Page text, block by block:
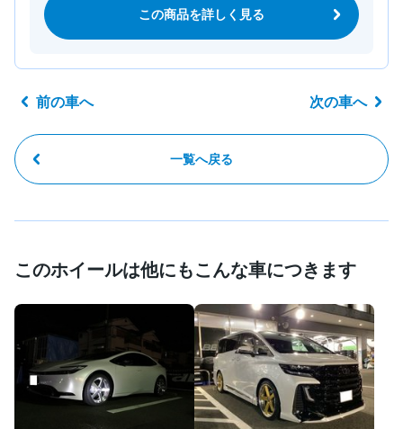
この商品を詳しく見る
前の車へ
一覧へ戻る
次の車へ
このホイールは他にもこんな車につきます